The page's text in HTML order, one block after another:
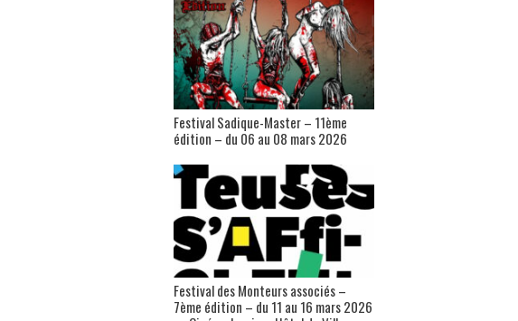
Festival Sadique-Master – 11ème
édition – du 06 au 08 mars 2026
Festival des Monteurs associés –
7ème édition – du 11 au 16 mars 2026